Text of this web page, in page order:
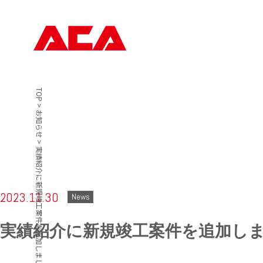
TOP
>
お知らせ
>
実績紹介に新規竣工案件を追加しました！
2023.11.30 News
実績紹介に新規竣工案件を追加し